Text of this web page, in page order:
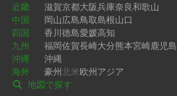
近畿
滋賀京都大阪兵庫奈良和歌山
中国
岡山広島鳥取島根山口
四国
香川徳島愛媛高知
九州
福岡佐賀長崎大分熊本宮崎鹿児島
沖縄
沖縄
海外
豪州北米欧州アジア
地図で探す